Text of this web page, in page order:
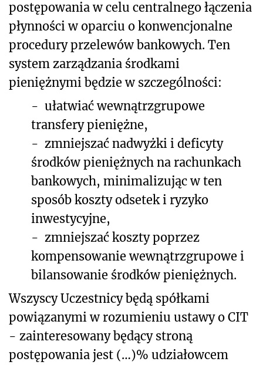
postępowania w celu centralnego łączenia
płynności w oparciu o konwencjonalne
procedury przelewów bankowych. Ten
system zarządzania środkami
pieniężnymi będzie w szczególności:
- ułatwiać wewnątrzgrupowe
transfery pieniężne,
- zmniejszać nadwyżki i deficyty
środków pieniężnych na rachunkach
bankowych, minimalizując w ten
sposób koszty odsetek i ryzyko
inwestycyjne,
- zmniejszać koszty poprzez
kompensowanie wewnątrzgrupowe i
bilansowanie środków pieniężnych.
Wszyscy Uczestnicy będą spółkami
powiązanymi w rozumieniu ustawy o CIT
- zainteresowany będący stroną
postępowania jest (…)% udziałowcem